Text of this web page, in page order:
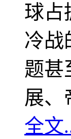
球占
冷战
题甚
展、
全文